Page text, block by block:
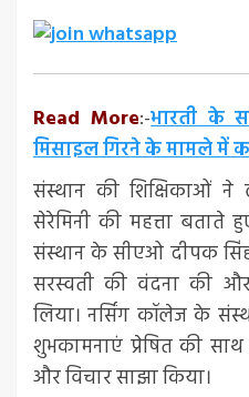
Read More:-भारती के
मिसाइल गिरने के मामले में
संस्थान की शिक्षिकाओं
सेरेमिनी की महत्ता बताते
संस्थान के सीएओ दीपक
सरस्वती की वंदना की
लिया। नर्सिंग कॉलेज के
शुभकामनाएं प्रेषित की
और विचार साझा किया।